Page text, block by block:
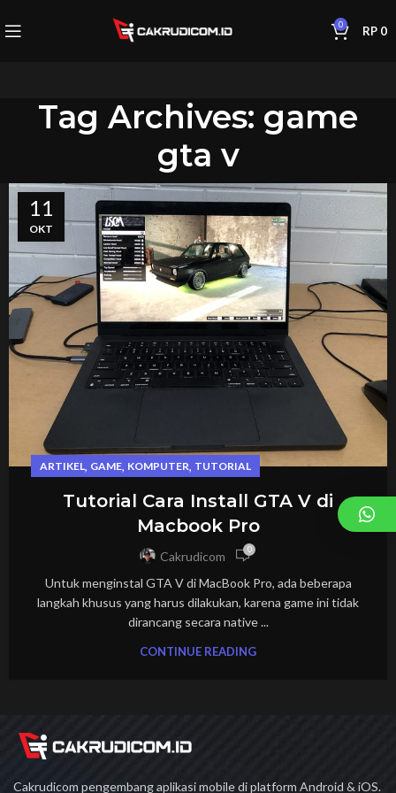
0 RP 0
Tag Archives: game
gta v
11
OKT
ARTIKEL, GAME, KOMPUTER, TUTORIAL
Tutorial Cara Install GTA V di
Macbook Pro
Cakrudicom 0
Untuk menginstal GTA V di MacBook Pro, ada beberapa
langkah khusus yang harus dilakukan, karena game ini tidak
dirancang secara native ...
CONTINUE READING
Cakrudicom pengembang aplikasi mobile di platform Android & iOS.